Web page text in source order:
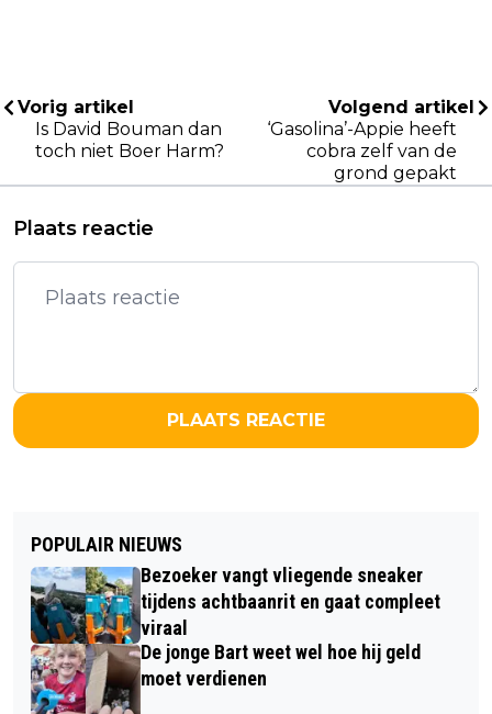
Vorig artikel
Is David Bouman dan
toch niet Boer Harm?
Volgend artikel
‘Gasolina’-Appie heeft
cobra zelf van de
grond gepakt
Plaats reactie
PLAATS REACTIE
POPULAIR NIEUWS
Bezoeker vangt vliegende sneaker
tijdens achtbaanrit en gaat compleet
viraal
De jonge Bart weet wel hoe hij geld
moet verdienen